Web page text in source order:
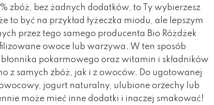
zbóż, bez żadnych dodatków, to Ty wybierzesz
to być na przykład łyżeczka miodu, ale lepszym
przez tego samego producenta Bio Różdżek
owoce lub warzywa. W ten sposób
pokarmowego oraz witamin i składników
z samych zbóż, jak i z owoców. Do ugotowanej
jogurt naturalny, ulubione orzechy lub
może mieć inne dodatki i inaczej smakować!